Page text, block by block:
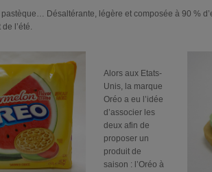
pastèque… Désaltérante, légère et composée à 90 %
l’été.
Alors aux Etats-
Unis, la marque
Oréo a eu l’idée
d’associer les
deux afin de
proposer un
produit de
saison : l’Oréo à